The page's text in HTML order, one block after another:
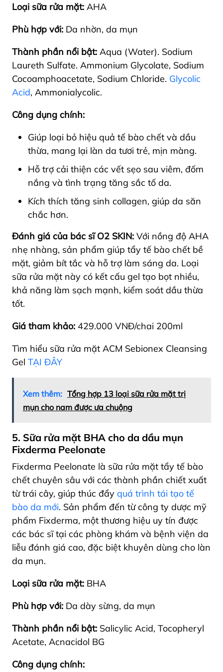
Loại sữa rửa mặt: AHA
Phù hợp với: Da nhờn, da mụn
Thành phần nổi bật: Aqua (Water). Sodium
Laureth Sulfate. Ammonium Glycolate, Sodium
Cocoamphoacetate, Sodium Chloride. Glycolic
Acid, Ammonialycolic.
Công dụng chính:
Giúp loại bỏ hiệu quả tế bào chết và dầu
thừa, mang lại làn da tươi trẻ, mịn màng.
Hỗ trợ cải thiện các vết sẹo sau viêm, đốm
nắng và tình trạng tăng sắc tố da.
Kích thích tăng sinh collagen, giúp da săn
chắc hơn.
Đánh giá của bác sĩ O2 SKIN: Với nồng độ AHA
nhẹ nhàng, sản phẩm giúp tẩy tế bào chết bề
mặt, giảm bít tắc và hỗ trợ làm sáng da. Loại
sữa rửa mặt này có kết cấu gel tạo bọt nhiều,
khả năng làm sạch mạnh, kiểm soát dầu thừa
tốt.
Giá tham khảo: 429.000 VNĐ/chai 200ml
Tìm hiểu sữa rửa mặt ACM Sebionex Cleansing
Gel TẠI ĐÂY
Xem thêm: Tổng hợp 13 loại sữa rửa mặt trị
mụn cho nam được ưa chuộng
5. Sữa rửa mặt BHA cho da dầu mụn
Fixderma Peelonate
Fixderma Peelonate là sữa rửa mặt tẩy tế bào
chết chuyên sâu với các thành phần chiết xuất
từ trái cây, giúp thúc đẩy quá trình tái tạo tế
bào da mới. Sản phẩm đến từ công ty dược mỹ
phẩm Fixderma, một thương hiệu uy tín được
các bác sĩ tại các phòng khám và bệnh viện da
liễu đánh giá cao, đặc biệt khuyên dùng cho làn
da mụn.
Loại sữa rửa mặt: BHA
Phù hợp với: Da dày sừng, da mụn
Thành phần nổi bật: Salicylic Acid, Tocopheryl
Acetate, Acnacidol BG
Công dụng chính: